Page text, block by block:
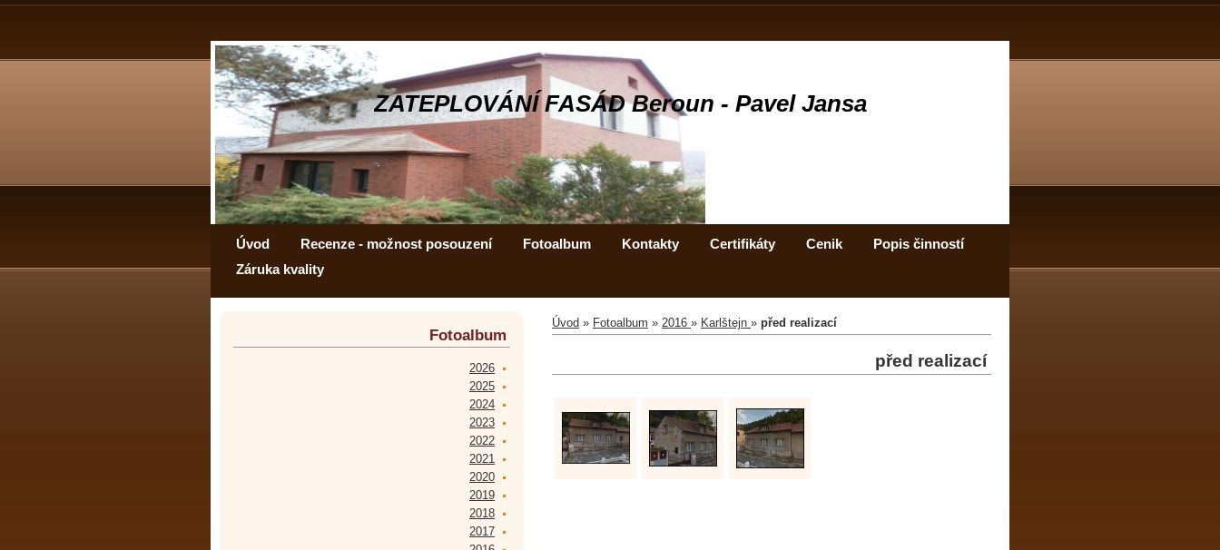
ZATEPLOVÁNÍ FASÁD Beroun - Pavel Jansa
Úvod Recenze - možnost posouzení Fotoalbum Kontakty Certifikáty Cenik
Popis činností
Záruka kvality
Úvod » Fotoalbum » 2016 » Karlštejn » před realizací
před realizací
Fotoalbum
2026
2025
2024
2023
2022
2021
2020
2019
2018
2017